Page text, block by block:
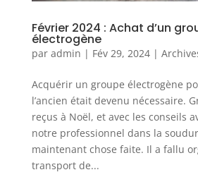
Février 2024 : Achat d’un
électrogène
par admin | Fév 29, 2024|
Acquérir un groupe électrogène
l’ancien était devenu nécessaire.
reçus à Noël, et avec les conseils
notre professionnel dans la
maintenant chose faite. Il a fallu
transport de...